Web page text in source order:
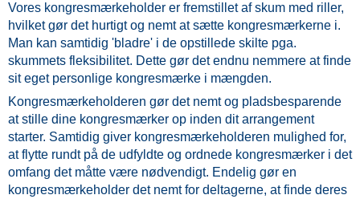
Vores kongresmærkeholder er fremstillet af skum med riller,
hvilket gør det hurtigt og nemt at sætte kongresmærkerne i.
Man kan samtidig 'bladre' i de opstillede skilte pga.
skummets fleksibilitet. Dette gør det endnu nemmere at finde
sit eget personlige kongresmærke i mængden.
Kongresmærkeholderen gør det nemt og pladsbesparende
at stille dine kongresmærker op inden dit arrangement
starter. Samtidig giver kongresmærkeholderen mulighed for,
at flytte rundt på de udfyldte og ordnede kongresmærker i det
omfang det måtte være nødvendigt. Endelig gør en
kongresmærkeholder det nemt for deltagerne, at finde deres